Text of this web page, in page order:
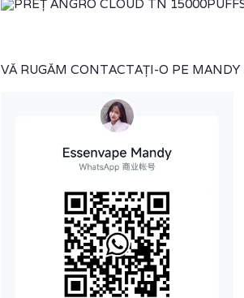
VĂ RUGĂM CONTACTAȚI-O PE